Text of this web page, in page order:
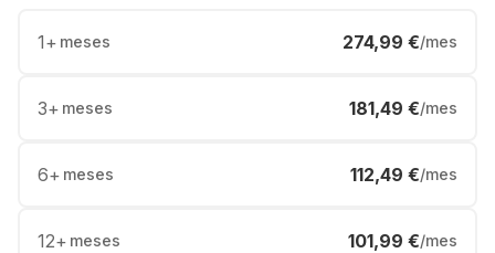
1+ meses 274,99 €/mes
3+ meses 181,49 €/mes
6+ meses 112,49 €/mes
12+ meses 101,99 €/mes